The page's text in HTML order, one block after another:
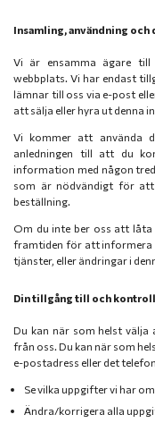
Insamling, användning
Vi är ensamma ägare
webbplats. Vi har endast
lämnar till oss via e-post
att sälja eller hyra ut denna
Vi kommer att använda
anledningen till att du
information med någon
som är nödvändigt för
beställning.
Om du inte ber oss att
framtiden för att informera
tjänster, eller ändringar i
Din tillgång till och
Du kan när som helst
från oss. Du kan när som
e-postadress eller det
Se vilka uppgifter vi har
Ändra/korrigera alla